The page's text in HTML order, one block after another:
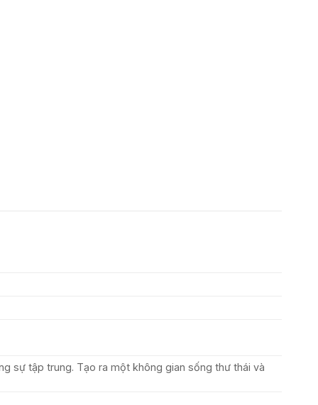
sự tập trung. Tạo ra một không gian sống thư thái và